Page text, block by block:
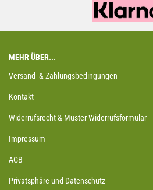
MEHR ÜBER...
Versand- & Zahlungsbedingungen
Kontakt
Widerrufsrecht & Muster-Widerrufsformular
Impressum
AGB
Privatsphäre und Datenschutz